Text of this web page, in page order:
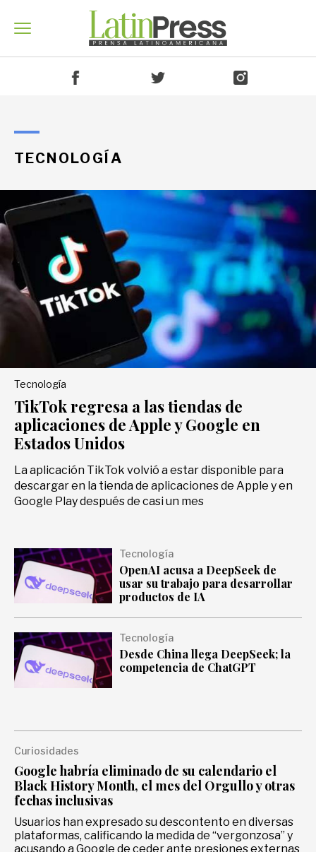
Economía
Entretenimiento
Views
Curiosidades
Tecnología
Gastronomía
TECNOLOGÍA
Tecnología
TikTok regresa a las tiendas de
aplicaciones de Apple y Google en
Estados Unidos
La aplicación TikTok volvió a estar disponible para
descargar en la tienda de aplicaciones de Apple y en
Google Play después de casi un mes
Curiosidades
Google habría eliminado de su calendario el
Black History Month, el mes del Orgullo y otras
fechas inclusivas
Usuarios han expresado su descontento en diversas
plataformas, calificando la medida de “vergonzosa” y
acusando a Google de ceder ante presiones externas
Tecnología
OpenAI acusa a DeepSeek de
usar su trabajo para desarrollar
productos de IA
Tecnología
Desde China llega DeepSeek; la
competencia de ChatGPT